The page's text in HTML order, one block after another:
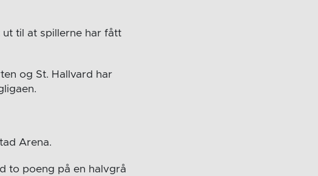
til at spillerne har fått
og St. Hallvard har
Arena.
to poeng på en halvgrå